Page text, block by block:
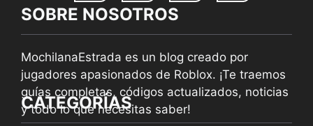
SOBRE NOSOTROS
MochilanaEstrada es un blog creado por
jugadores apasionados de Roblox. ¡Te traemos
guías completas, códigos actualizados, noticias
y todo lo que necesitas saber!
CATEGORÍAS